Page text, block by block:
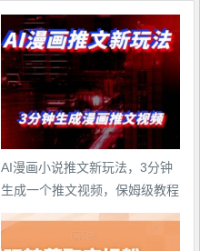
AI漫画小说推文新玩法，3分钟
生成一个推文视频，保姆级教程
【配项目操作和软件教程】